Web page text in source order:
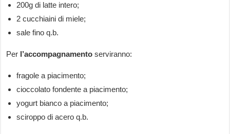
200g di latte intero;
2 cucchiaini di miele;
sale fino q.b.
Per l’accompagnamento serviranno:
fragole a piacimento;
cioccolato fondente a piacimento;
yogurt bianco a piacimento;
sciroppo di acero q.b.